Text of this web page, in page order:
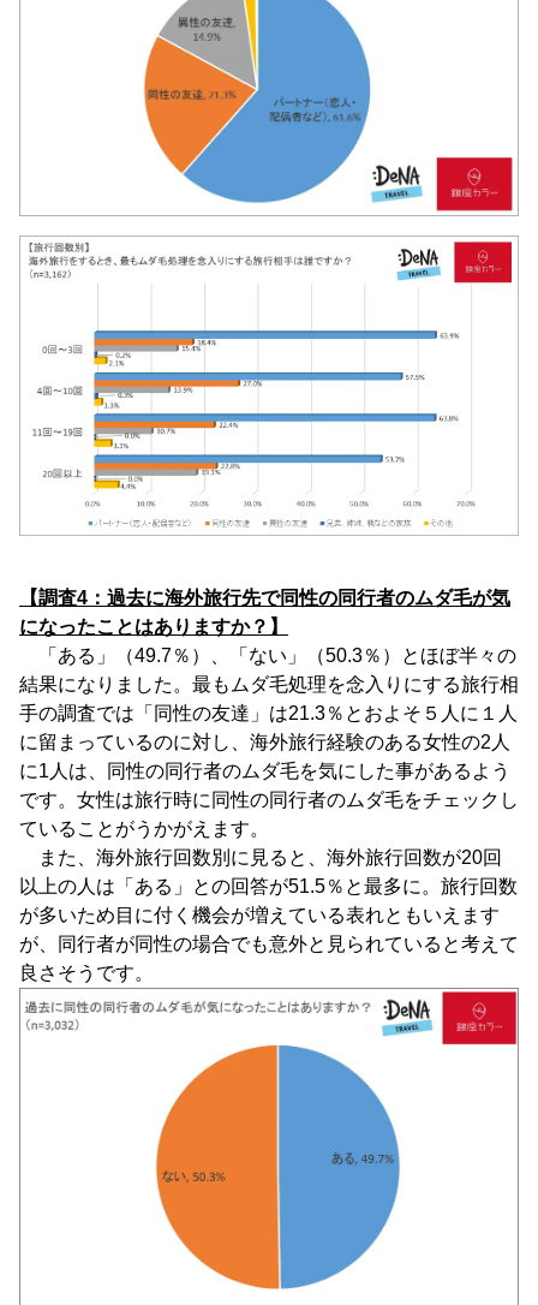
【調査4：過去に海外旅行先で同性の同行者のムダ毛が気
になったことはありますか？】
「ある」（49.7％）、「ない」（50.3％）とほぼ半々の
結果になりました。最もムダ毛処理を念入りにする旅行相
手の調査では「同性の友達」は21.3％とおよそ５人に１人
に留まっているのに対し、海外旅行経験のある女性の2人
に1人は、同性の同行者のムダ毛を気にした事があるよう
です。女性は旅行時に同性の同行者のムダ毛をチェックし
ていることがうかがえます。
また、海外旅行回数別に見ると、海外旅行回数が20回
以上の人は「ある」との回答が51.5％と最多に。旅行回数
が多いため目に付く機会が増えている表れともいえます
が、同行者が同性の場合でも意外と見られていると考えて
良さそうです。